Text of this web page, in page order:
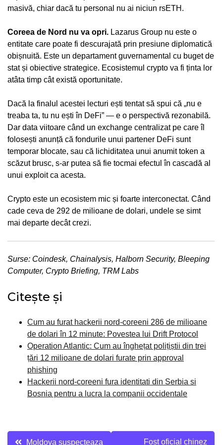
masivă, chiar dacă tu personal nu ai niciun rsETH.
Coreea de Nord nu va opri. Lazarus Group nu este o
entitate care poate fi descurajată prin presiune diplomatică
obișnuită. Este un departament guvernamental cu buget de
stat și obiective strategice. Ecosistemul crypto va fi ținta lor
atâta timp cât există oportunitate.
Dacă la finalul acestei lecturi ești tentat să spui că „nu e
treaba ta, tu nu ești în DeFi” — e o perspectivă rezonabilă.
Dar data viitoare când un exchange centralizat pe care îl
folosești anunță că fondurile unui partener DeFi sunt
temporar blocate, sau că lichiditatea unui anumit token a
scăzut brusc, s-ar putea să fie tocmai efectul în cascadă al
unui exploit ca acesta.
Crypto este un ecosistem mic și foarte interconectat. Când
cade ceva de 292 de milioane de dolari, undele se simt
mai departe decât crezi.
Surse: Coindesk, Chainalysis, Halborn Security, Bleeping
Computer, Crypto Briefing, TRM Labs
Citește și
Cum au furat hackerii nord-coreeni 286 de milioane
de dolari în 12 minute: Povestea lui Drift Protocol
Operation Atlantic: Cum au înghețat polițiștii din trei
țări 12 milioane de dolari furate prin approval
phishing
Hackerii nord-coreeni fura identitati din Serbia si
Bosnia pentru a lucra la companii occidentale
Navigare
Moldova suspecteaza
Fost oficial chinez